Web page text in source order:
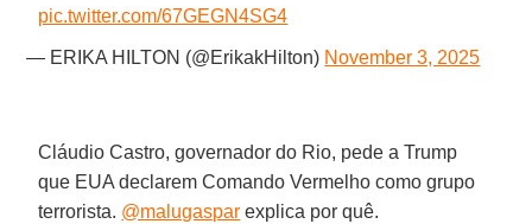
pic.twitter.com/67GEGN4SG4
— ERIKA HILTON (@ErikakHilton) November 3, 2025
Cláudio Castro, governador do Rio, pede a Trump
que EUA declarem Comando Vermelho como grupo
terrorista. @malugaspar explica por quê.